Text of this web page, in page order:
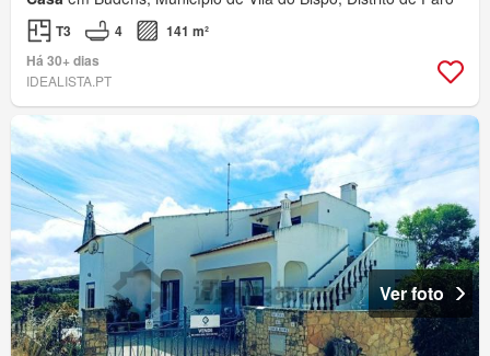
T3 4
141 m²
Há 30+ dias
IDEALISTA.PT
Ver foto